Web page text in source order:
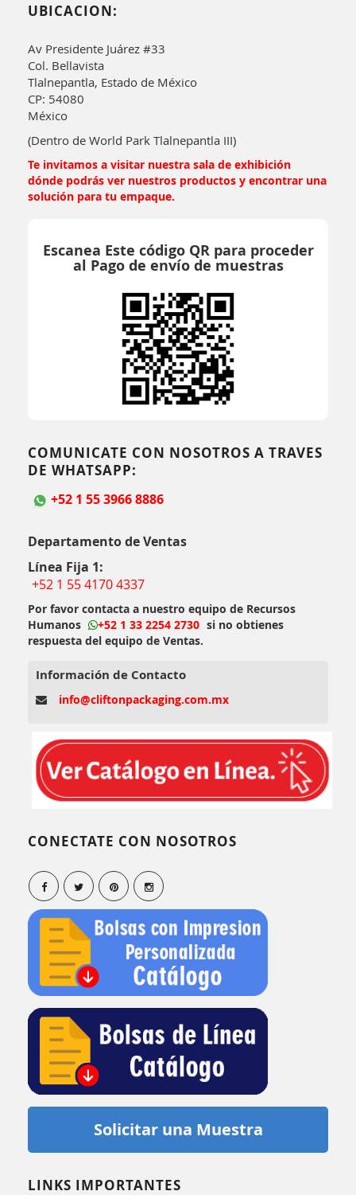
UBICACION:
Av Presidente Juárez #33
Col. Bellavista
Tlalnepantla, Estado de México
CP: 54080
México
(Dentro de World Park Tlalnepantla III)
Te invitamos a visitar nuestra sala de exhibición
dónde podrás ver nuestros productos y encontrar una
solución para tu empaque.
Escanea Este código QR para proceder
al Pago de envío de muestras
COMUNICATE CON NOSOTROS A TRAVES
DE WHATSAPP:
+52 1 55 3966 8886
Departamento de Ventas
Línea Fija 1:
+52 1 55 4170 4337
Por favor contacta a nuestro equipo de Recursos
Humanos
+52 1 33 2254 2730 si no obtienes
respuesta del equipo de Ventas.
Información de Contacto
info@cliftonpackaging.com.mx
CONECTATE CON NOSOTROS
Solicitar una Muestra
LINKS IMPORTANTES